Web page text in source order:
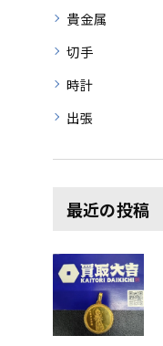
貴金属
切手
時計
出張
最近の投稿